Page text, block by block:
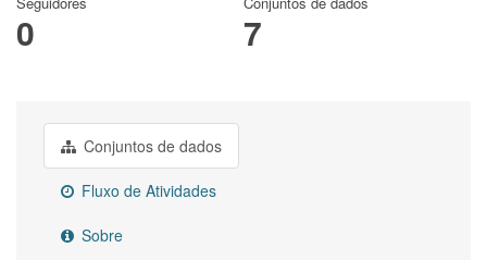
0 7
Conjuntos de dados
Fluxo de Atividades
Sobre